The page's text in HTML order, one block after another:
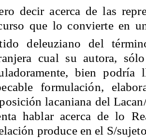
decir acerca de las
que lo convierte en
deleuziano del
cual su autora,
bien podría
formulación,
lacaniana del
hablar acerca de lo
produce en el S/